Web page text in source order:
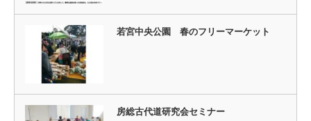
若宮中央公園 春のフリーマーケット
房総古代道研究会セミナー